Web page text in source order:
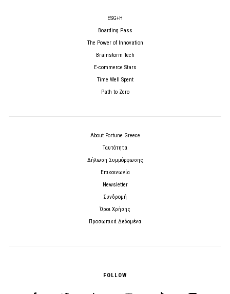
ESG+H
Boarding Pass
The Power of Innovation
Brainstorm Tech
E-commerce Stars
Time Well Spent
Path to Zero
About Fortune Greece
Ταυτότητα
Δήλωση Συμμόρφωσης
Επικοινωνία
Newsletter
Συνδρομή
Όροι Χρήσης
Προσωπικά Δεδομένα
FOLLOW